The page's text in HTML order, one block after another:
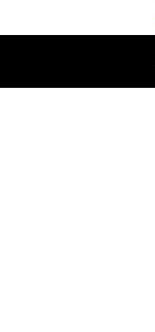
main